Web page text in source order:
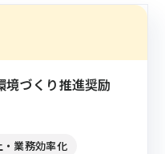
境づくり推進奨励
業務効率化